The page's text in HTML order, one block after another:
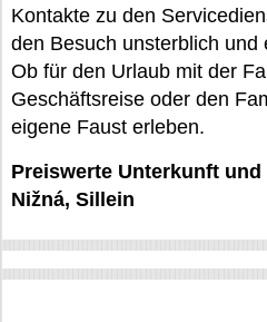
Kontakte zu den
den Besuch unsterblich und
Ob für den Urlaub mit der
Geschäftsreise oder den
eigene Faust erleben.
Preiswerte Unterkunft
Nižná, Sillein